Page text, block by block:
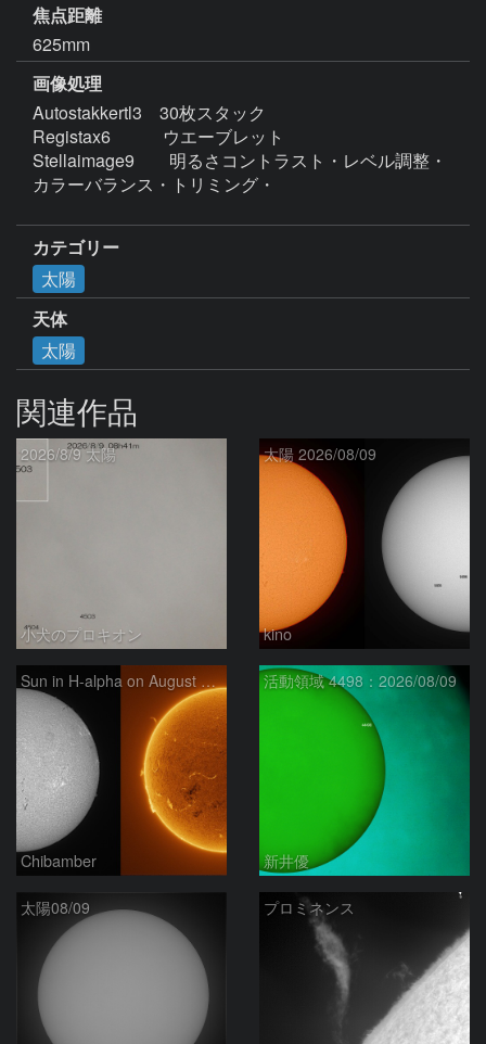
焦点距離
625mm
画像処理
Autostakkertl3　30枚スタック
Registax6　　　ウエーブレット
Stellaimage9　　明るさコントラスト・レベル調整・
カラーバランス・トリミング・
カテゴリー
太陽
天体
太陽
関連作品
2026/8/9 太陽
小犬のプロキオン
太陽 2026/08/09
kino
Sun in H-alpha on August 9, 2026
Chibamber
活動領域 4498：2026/08/09
新井優
太陽08/09 プロミネンス